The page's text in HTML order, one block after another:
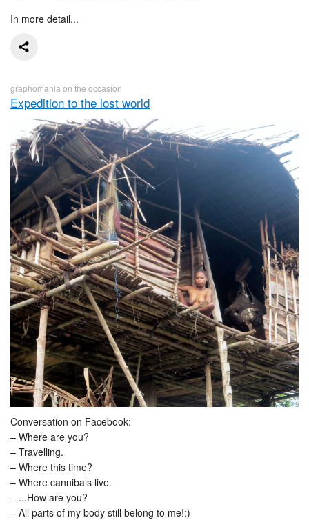
In more detail...
graphomania on the occasion
Expedition to the lost world
Conversation on Facebook:
– Where are you?
– Travelling.
– Where this time?
– Where cannibals live.
– ...How are you?
– All parts of my body still belong to me!:)